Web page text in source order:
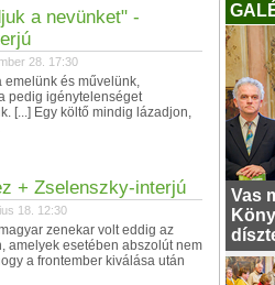
a nevünket" -
28. 17:30
emelünk és művelünk,
pedig igénytelenséget
[...] Egy költő mindig lázadjon,
+ Zselenszky-interjú
18. 12:30
zenekar volt eddig az
amelyek esetében abszolút nem
a frontember kiválása után
Vas